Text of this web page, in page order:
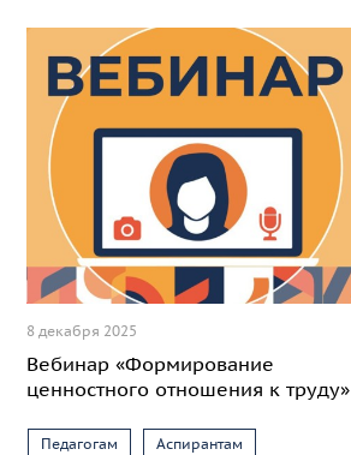
8 декабря 2025
Вебинар «Формирование
ценностного отношения к труду»
Педагогам Аспирантам